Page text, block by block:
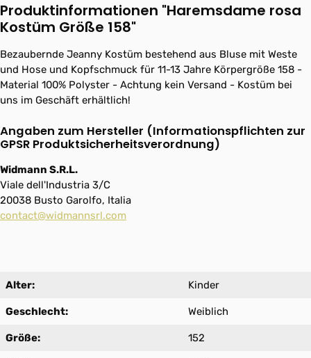
Produktinformationen "Haremsdame rosa
Kostüm Größe 158"
Bezaubernde Jeanny Kostüm bestehend aus Bluse mit Weste
und Hose und Kopfschmuck für 11-13 Jahre Körpergröße 158 -
Material 100% Polyster - Achtung kein Versand - Kostüm bei
uns im Geschäft erhältlich!
Angaben zum Hersteller (Informationspflichten zur
GPSR Produktsicherheitsverordnung)
Widmann S.R.L.
Viale dell'Industria 3/C
20038 Busto Garolfo, Italia
contact@widmannsrl.com
Alter: Kinder
Geschlecht: Weiblich
Größe: 152